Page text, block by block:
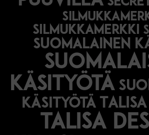
silmukkamerkki
suomalainen
käsityötä
käsityötä
talisa